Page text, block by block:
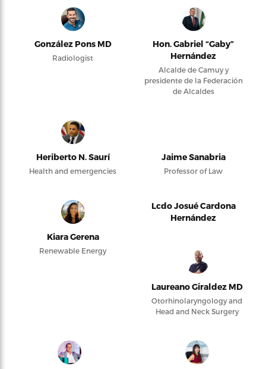
González Pons MD
Radiologist
Hon. Gabriel “Gaby”
Hernández
Alcalde de Camuy y
presidente de la Federación
de Alcaldes
Heriberto N. Saurí
Health and emergencies
Jaime Sanabria
Professor of Law
Kiara Gerena
Renewable Energy
Lcdo Josué Cardona
Hernández
Laureano Giraldez MD
Otorhinolaryngology and
Head and Neck Surgery